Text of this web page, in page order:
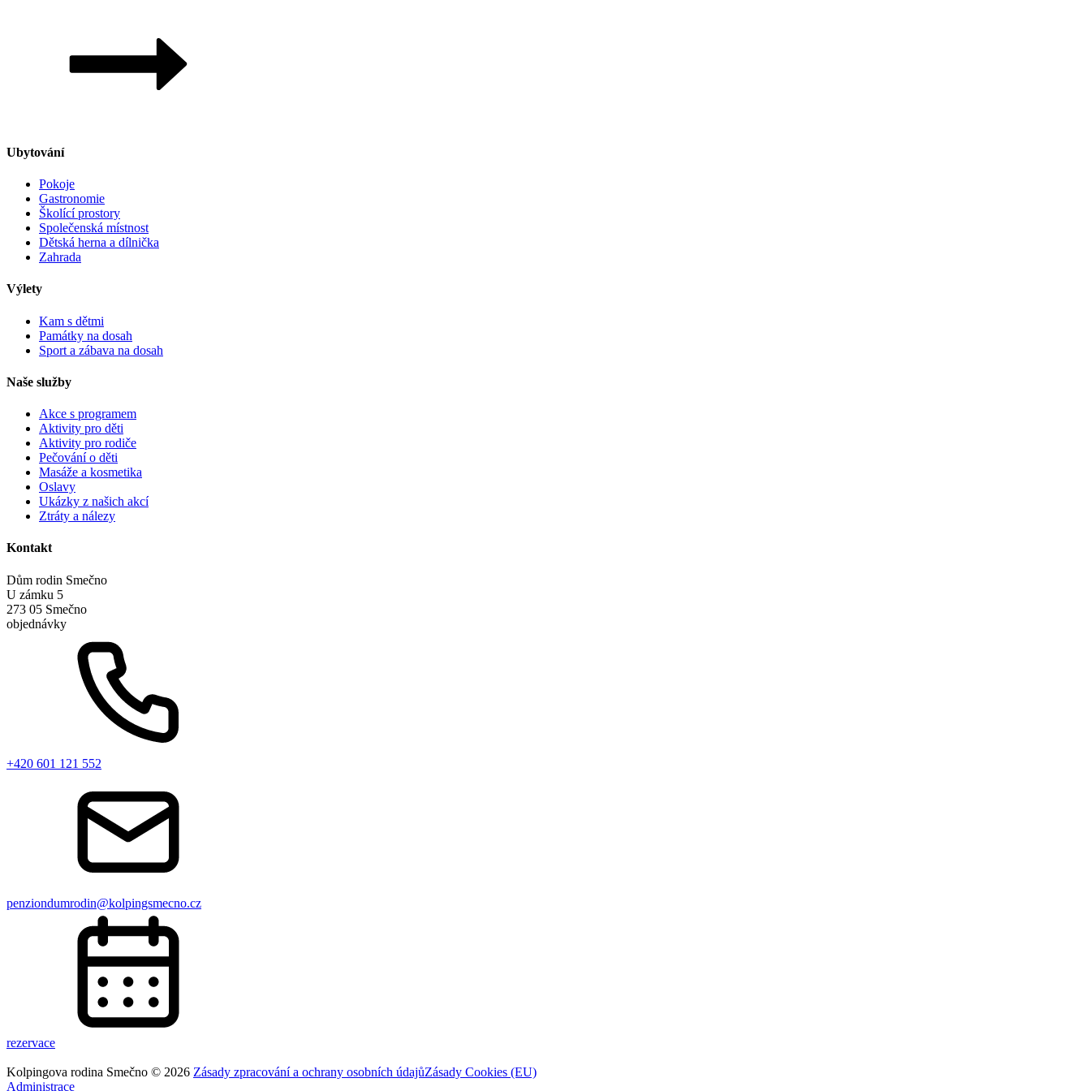
Ubytování
Pokoje
Gastronomie
Školící prostory
Společenská místnost
Dětská herna a dílnička
Zahrada
Výlety
Kam s dětmi
Památky na dosah
Sport a zábava na dosah
Naše služby
Akce s programem
Aktivity pro děti
Aktivity pro rodiče
Pečování o děti
Masáže a kosmetika
Oslavy
Ukázky z našich akcí
Ztráty a nálezy
Kontakt
Dům rodin Smečno
U zámku 5
273 05 Smečno
objednávky
+420 601 121 552
penziondumrodin@kolpingsmecno.cz
rezervace
Kolpingova rodina Smečno © 2026 Zásady zpracování a ochrany osobních údajůZásady Cookies (EU)
Administrace